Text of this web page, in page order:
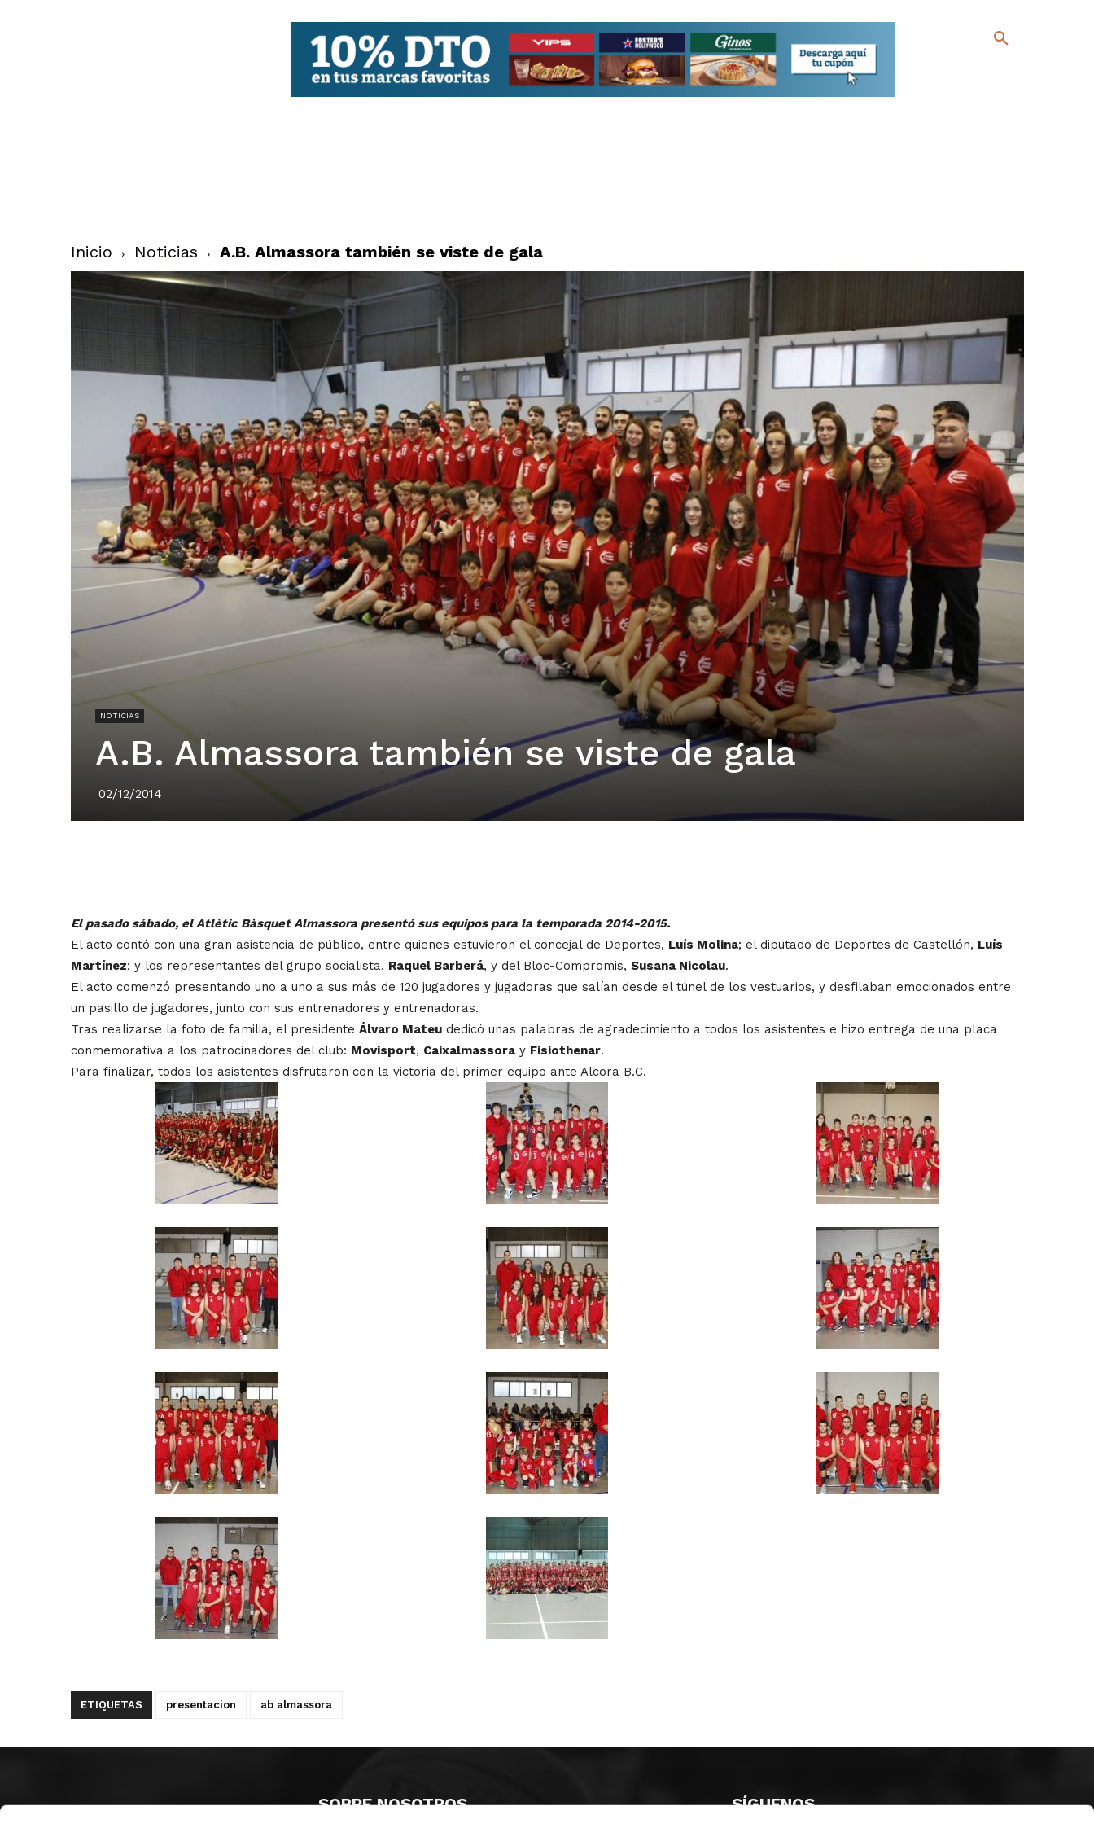
Inicio Noticias A.B. Almassora también se viste de gala
NOTICIAS
A.B. Almassora también se viste de gala
02/12/2014
El pasado sábado, el Atlètic Bàsquet Almassora presentó sus equipos para la temporada 2014-2015.
El acto contó con una gran asistencia de público, entre quienes estuvieron el concejal de Deportes, Luís Molina; el diputado de Deportes de Castellón, Luís
Martínez; y los representantes del grupo socialista, Raquel Barberá, y del Bloc-Compromis, Susana Nicolau.
El acto comenzó presentando uno a uno a sus más de 120 jugadores y jugadoras que salían desde el túnel de los vestuarios, y desfilaban emocionados entre
un pasillo de jugadores, junto con sus entrenadores y entrenadoras.
Tras realizarse la foto de familia, el presidente Álvaro Mateudedicó unas palabras de agradecimiento a todos los asistentes e hizo entrega de una placa
conmemorativa a los patrocinadores del club: Movisport, Caixalmassoray Fisiothenar.
Para finalizar, todos los asistentes disfrutaron con la victoria del primer equipo ante Alcora B.C.
ETIQUETAS presentacion ab almassora
SOBRE NOSOTROS SÍGUENOS